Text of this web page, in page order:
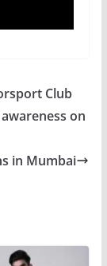
Club
on
in Mumbai